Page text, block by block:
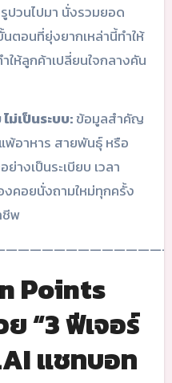
ปวนไปมา นั่งรวมยอด
ตอนที่ยุ่งยากเหล่านี้ทำให้
ให้ลูกค้าเปลี่ยนใจกลางคัน
ม่เป็นระบบ:ข้อมูลสำคัญ
พ้อาหาร สายพันธุ์ หรือ
างเป็นระเบียบ เวลา
คอยนั่งถามใหม่ทุกครั้ง
ชีพ
Points
“3 ฟีเจอร์
แชทบอท